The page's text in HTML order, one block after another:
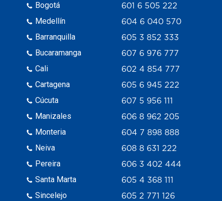
Bogotá
Medellín
Barranquilla
Bucaramanga
Cali
Cartagena
Cúcuta
Manizales
Monteria
Neiva
Pereira
Santa Marta
Sincelejo
601 6 505 222
604 6 040 570
605 3 852 333
607 6 976 777
602 4 854 777
605 6 945 222
607 5 956 111
606 8 962 205
604 7 898 888
608 8 631 222
606 3 402 444
605 4 368 111
605 2 771 126